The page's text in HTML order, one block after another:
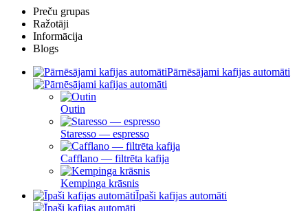
Preču grupas
Ražotāji
Informācija
Blogs
Pārnēsājami kafijas automāti
Outin
Staresso — espresso
Cafflano — filtrēta kafija
Kempinga krāsnis
Īpaši kafijas automāti